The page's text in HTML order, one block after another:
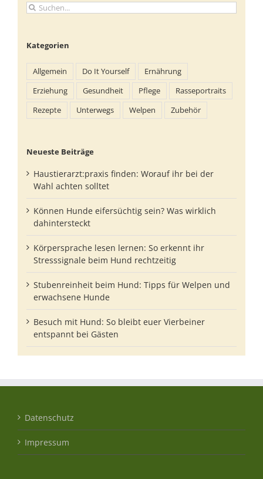
Suche
Kategorien
Allgemein Do It Yourself
Ernährung
Erziehung
Gesundheit Pflege
Rasseportraits
Rezepte
Unterwegs Welpen Zubehör
Neueste Beiträge
Haustierarzt:praxis finden: Worauf ihr bei der
Wahl achten solltet
Können Hunde eifersüchtig sein? Was wirklich
dahintersteckt
Körpersprache lesen lernen: So erkennt ihr
Stresssignale beim Hund rechtzeitig
Stubenreinheit beim Hund: Tipps für Welpen und
erwachsene Hunde
Besuch mit Hund: So bleibt euer Vierbeiner
entspannt bei Gästen
Datenschutz
Impressum